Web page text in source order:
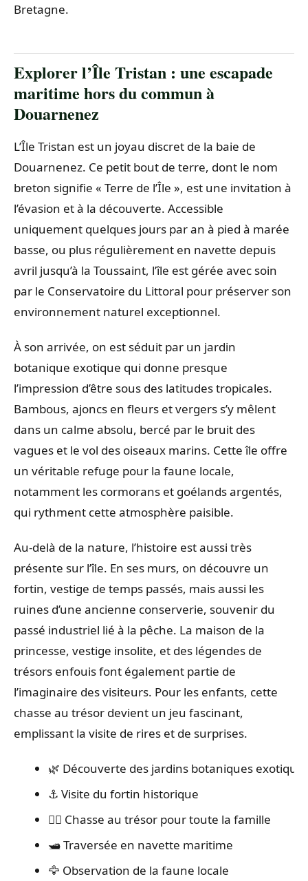
Bretagne.
Explorer l’Île Tristan : une escapade
maritime hors du commun à
Douarnenez
L’Île Tristan est un joyau discret de la baie de
Douarnenez. Ce petit bout de terre, dont le nom
breton signifie « Terre de l’Île », est une invitation à
l’évasion et à la découverte. Accessible
uniquement quelques jours par an à pied à marée
basse, ou plus régulièrement en navette depuis
avril jusqu’à la Toussaint, l’île est gérée avec soin
par le Conservatoire du Littoral pour préserver son
environnement naturel exceptionnel.
À son arrivée, on est séduit par un jardin
botanique exotique qui donne presque
l’impression d’être sous des latitudes tropicales.
Bambous, ajoncs en fleurs et vergers s’y mêlent
dans un calme absolu, bercé par le bruit des
vagues et le vol des oiseaux marins. Cette île offre
un véritable refuge pour la faune locale,
notamment les cormorans et goélands argentés,
qui rythment cette atmosphère paisible.
Au-delà de la nature, l’histoire est aussi très
présente sur l’île. En ses murs, on découvre un
fortin, vestige de temps passés, mais aussi les
ruines d’une ancienne conserverie, souvenir du
passé industriel lié à la pêche. La maison de la
princesse, vestige insolite, et des légendes de
trésors enfouis font également partie de
l’imaginaire des visiteurs. Pour les enfants, cette
chasse au trésor devient un jeu fascinant,
emplissant la visite de rires et de surprises.
🌿 Découverte des jardins botaniques
⚓ Visite du fortin historique
🏴‍☠️ Chasse au trésor pour toute la famille
🛥️ Traversée en navette maritime
🦅 Observation de la faune locale